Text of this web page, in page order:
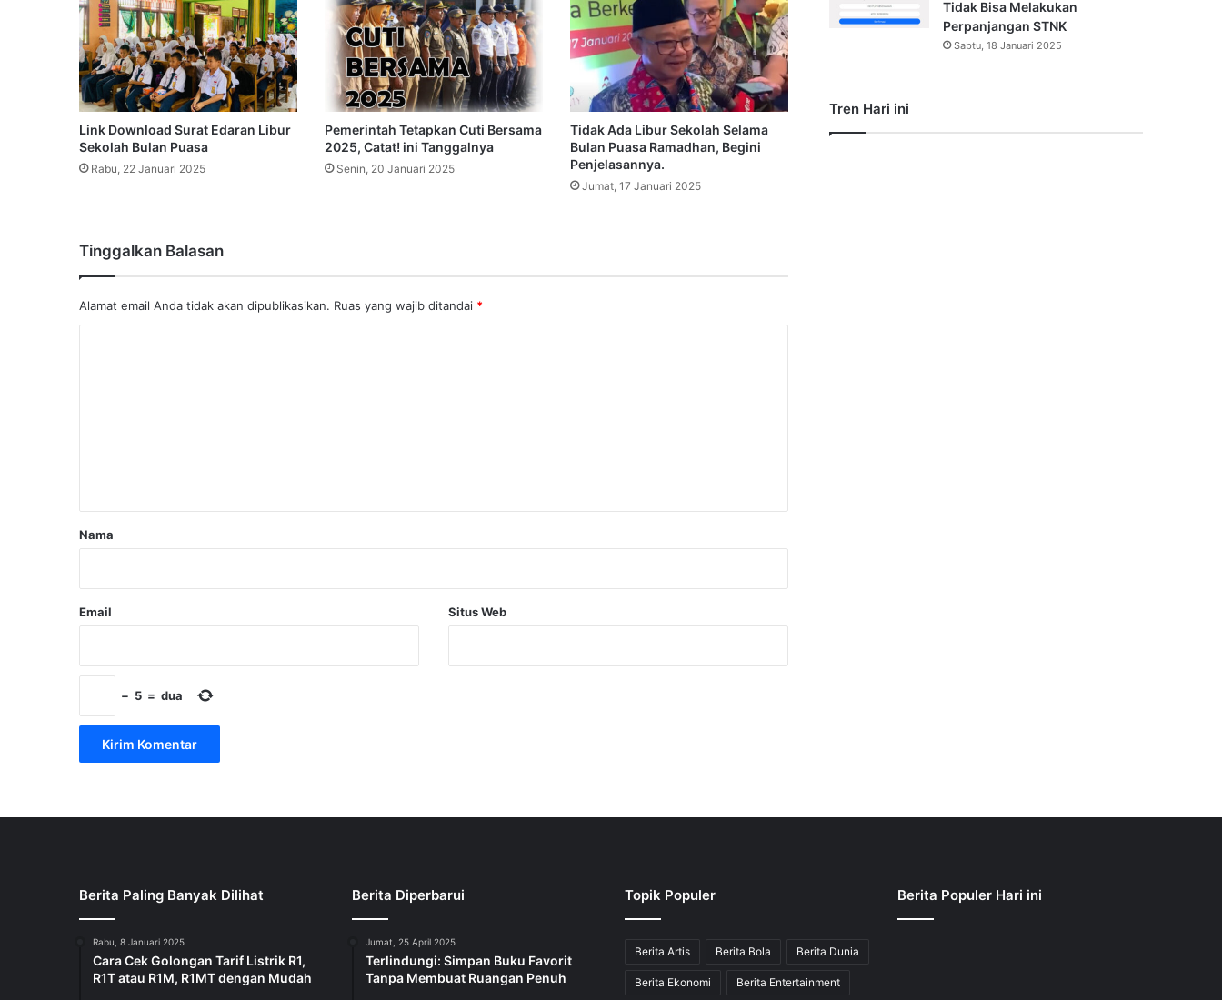
Link Download Surat Edaran Libur
Sekolah Bulan Puasa
Rabu, 22 Januari 2025
Pemerintah Tetapkan Cuti Bersama
2025, Catat! ini Tanggalnya
Senin, 20 Januari 2025
Tidak Ada Libur Sekolah Selama
Bulan Puasa Ramadhan, Begini
Penjelasannya.
Jumat, 17 Januari 2025
Tinggalkan Balasan
Alamat email Anda tidak akan dipublikasikan. Ruas yang wajib ditandai *
r
Nama
Email Situs Web
− 5 = dua
Tidak Bisa Melakukan
Perpanjangan STNK
Sabtu, 18 Januari 2025
Tren Hari ini
Berita Paling Banyak Dilihat
Rabu, 8 Januari 2025
Cara Cek Golongan Tarif Listrik R1,
R1T atau R1M, R1MT dengan Mudah
Berita Diperbarui
Jumat, 25 April 2025
Terlindungi: Simpan Buku Favorit
Tanpa Membuat Ruangan Penuh
Topik Populer
Berita Artis Berita Bola Berita Dunia
Berita Ekonomi Berita Entertainment
Berita Populer Hari ini